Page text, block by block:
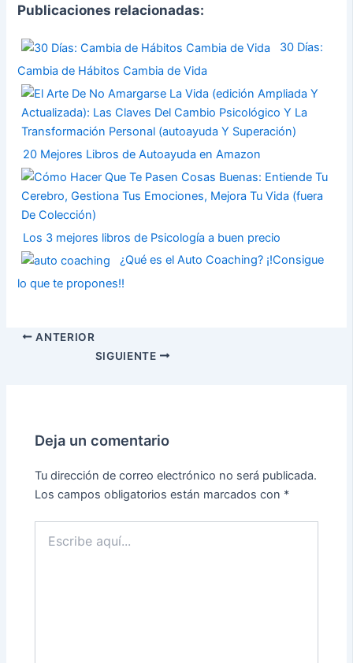
Publicaciones relacionadas:
30 Días:
Cambia de Hábitos Cambia de Vida
20 Mejores Libros de Autoayuda en Amazon
Los 3 mejores libros de Psicología a buen precio
¿Qué es el Auto Coaching? ¡!Consigue
lo que te propones!!
ANTERIOR
SIGUIENTE
Deja un comentario
Tu dirección de correo electrónico no será publicada.
Los campos obligatorios están marcados con *
aquí...